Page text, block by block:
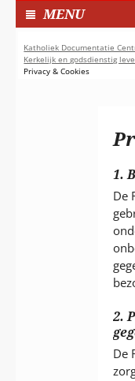
website
worden
toegestaan
of
geweigerd.
MENUI
N
G
E
K
Katholiek Documentatie
Kerkelijk en godsdienstig
Privacy & Cookies
1.
De
2.
De